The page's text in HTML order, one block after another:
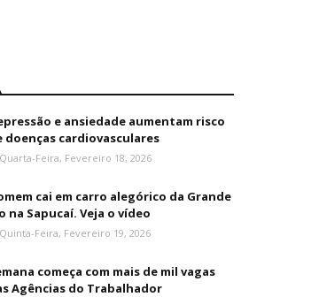
e ansiedade aumentam risco
doenças cardiovasculares
Quarta-Feira, Fevereiro 18, 2026
cai em carro alegórico da Grande
na Sapucaí. Veja o vídeo
Quinta-Feira, Fevereiro 19, 2026
começa com mais de mil vagas
Agências do Trabalhador